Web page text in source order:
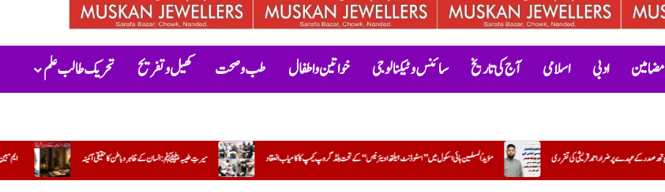
مضامین ادبی اسلامی آج کی تاریخ سائنس و ٹیکنالوجی خواتین و اطفال طب و صحت کھیل و تفریح تحریک طالب علم
جو کام وہ کریں تو مشکل اور دوسرا کریں تو آسان ! ایم مبین سیرتِ طیبہﷺ: انسان کے ظاہر و باطن کا حقیقی آئینہ مؤیدُ المسلمین ہائی اسکول میں ’’اسٹوڈنٹ ہیلتھ اویئرنیس‘‘ کے تحت بلڈ گروپ کیمپ کا کامیاب انعقاد